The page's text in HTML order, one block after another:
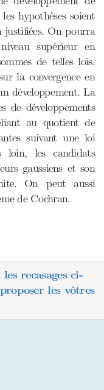
hypothèses soient
justifiées. On pourra
supérieur en
de telles lois.
la convergence en
développement. La
de développements
au quotient de
suivant une loi
loin, les candidats
gaussiens et son
On peut aussi
de Cochran.
recasages ci-
les vôtres